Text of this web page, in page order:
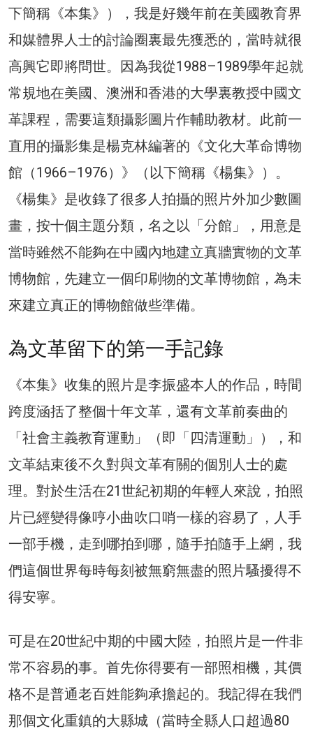
下簡稱《本集》），我是好幾年前在美國教育界
和媒體界人士的討論圈裏最先獲悉的，當時就很
高興它即將問世。因為我從1988–1989學年起就
常規地在美國、澳洲和香港的大學裏教授中國文
革課程，需要這類攝影圖片作輔助教材。此前一
直用的攝影集是楊克林編著的《文化大革命博物
館（1966–1976）》（以下簡稱《楊集》）。
《楊集》是收錄了很多人拍攝的照片外加少數圖
畫，按十個主題分類，名之以「分館」，用意是
當時雖然不能夠在中國內地建立真牆實物的文革
博物館，先建立一個印刷物的文革博物館，為未
來建立真正的博物館做些準備。
為文革留下的第一手記錄
《本集》收集的照片是李振盛本人的作品，時間
跨度涵括了整個十年文革，還有文革前奏曲的
「社會主義教育運動」（即「四清運動」），和
文革結束後不久對與文革有關的個別人士的處
理。對於生活在21世紀初期的年輕人來說，拍照
片已經變得像哼小曲吹口哨一樣的容易了，人手
一部手機，走到哪拍到哪，隨手拍隨手上網，我
們這個世界每時每刻被無窮無盡的照片騷擾得不
得安寧。
可是在20世紀中期的中國大陸，拍照片是一件非
常不容易的事。首先你得要有一部照相機，其價
格不是普通老百姓能夠承擔起的。我記得在我們
那個文化重鎮的大縣城（當時全縣人口超過80